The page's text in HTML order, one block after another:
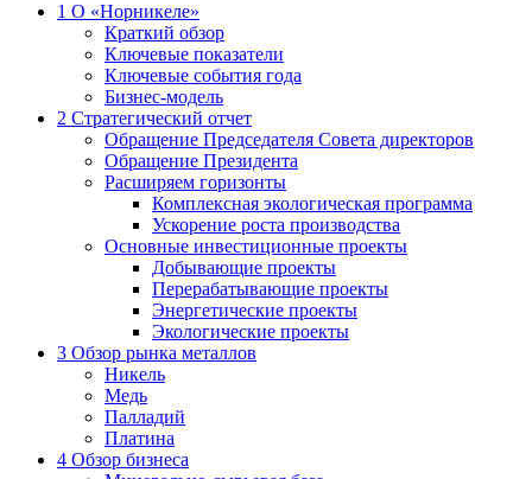
1 О «Норникеле»
Краткий обзор
Ключевые показатели
Ключевые события года
Бизнес-модель
2 Стратегический отчет
Обращение Председателя Совета директоров
Обращение Президента
Расширяем горизонты
Комплексная экологическая программа
Ускорение роста производства
Основные инвестиционные проекты
Добывающие проекты
Перерабатывающие проекты
Энергетические проекты
Экологические проекты
3 Обзор рынка металлов
Никель
Медь
Палладий
Платина
4 Обзор бизнеса